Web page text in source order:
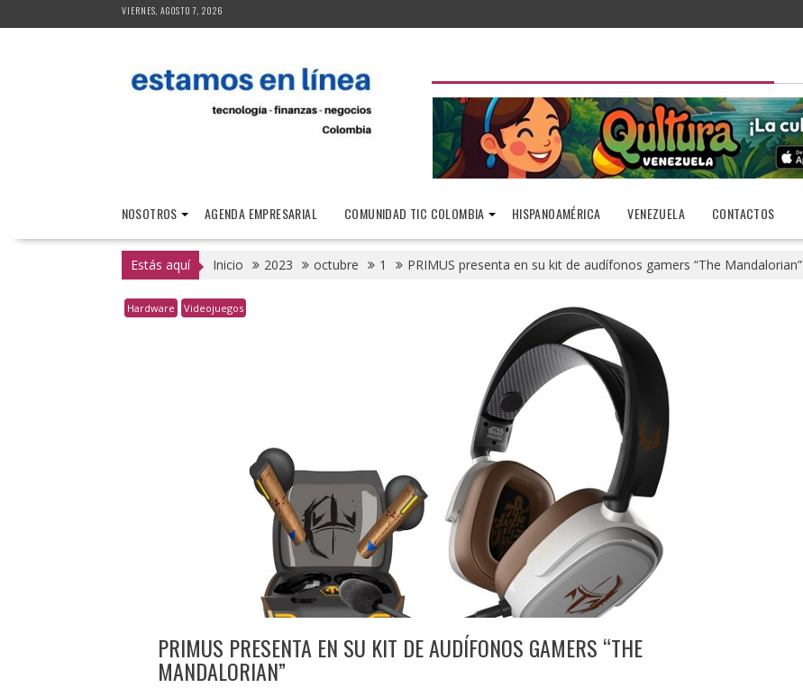
al
VIERNES, AGOSTO 7, 2026
NOSOTROS AGENDA EMPRESARIAL COMUNIDAD TIC COLOMBIA HISPANOAMÉRICA VENEZUELA CONTACTOS
Estás aquí Inicio 2023 octubre 1 PRIMUS presenta en su kit de audífonos gamers “The Mandalorian”
Hardware Videojuegos
PRIMUS PRESENTA EN SU KIT DE AUDÍFONOS GAMERS “THE
MANDALORIAN”